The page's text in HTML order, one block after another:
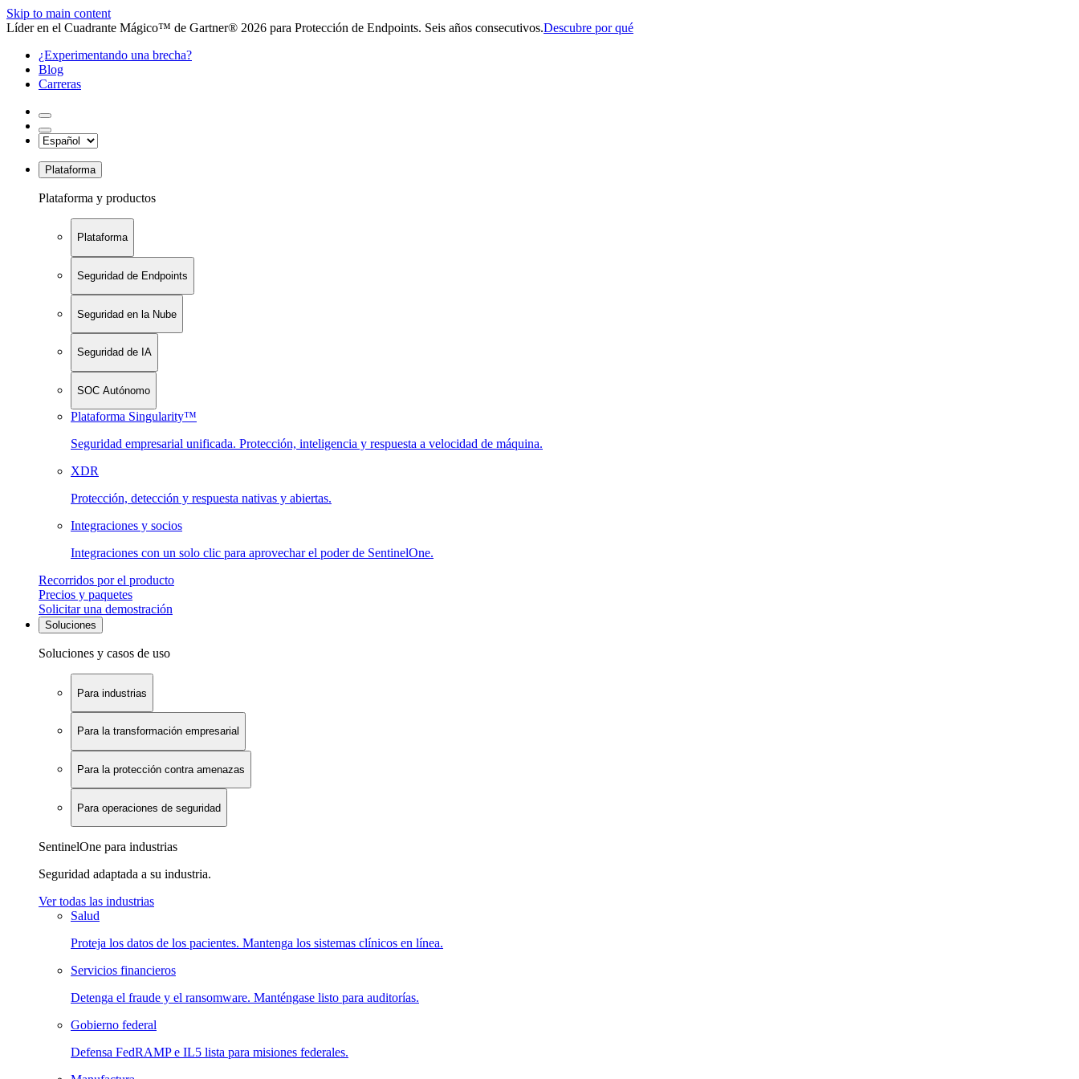
Skip to main content
Líder en el Cuadrante Mágico™ de Gartner® 2026 para Protección de Endpoints. Seis años consecutivos.Descubre por qué
¿Experimentando una brecha?
Blog
Carreras
Plataforma
Plataforma y productos
Plataforma
Seguridad de Endpoints
Seguridad en la Nube
Seguridad de IA
SOC Autónomo
Plataforma Singularity™
Seguridad empresarial unificada. Protección, inteligencia y respuesta a velocidad de máquina.
XDR
Protección, detección y respuesta nativas y abiertas.
Integraciones y socios
Integraciones con un solo clic para aprovechar el poder de SentinelOne.
Recorridos por el producto
Precios y paquetes
Solicitar una demostración
Soluciones
Soluciones y casos de uso
Para industrias
Para la transformación empresarial
Para la protección contra amenazas
Para operaciones de seguridad
SentinelOne para industrias
Seguridad adaptada a su industria.
Ver todas las industrias
Salud
Proteja los datos de los pacientes. Mantenga los sistemas clínicos en línea.
Servicios financieros
Detenga el fraude y el ransomware. Manténgase listo para auditorías.
Gobierno federal
Defensa FedRAMP e IL5 lista para misiones federales.